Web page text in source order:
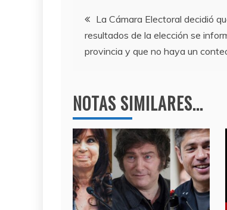
b
o
o
a
m
A
p
p
Navegación
de
La Cámara Electoral decidió
resultados de la elección se
provincia y que no haya un
NOTAS SIMILARES...